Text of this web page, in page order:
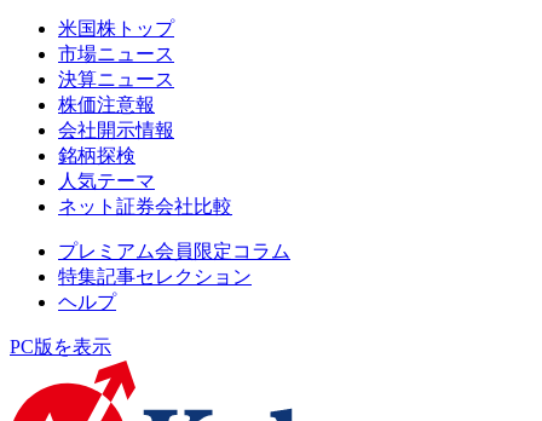
米国株トップ
市場ニュース
決算ニュース
株価注意報
会社開示情報
銘柄探検
人気テーマ
ネット証券会社比較
プレミアム会員限定コラム
特集記事セレクション
ヘルプ
PC版を表示